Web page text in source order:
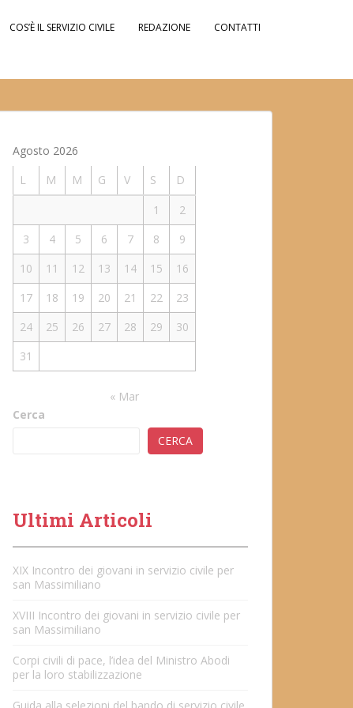
COS’È IL SERVIZIO CIVILE REDAZIONE CONTATTI
Agosto 2026
L
M M G V S
D
1
2
3
4 5 6 7 8
9
10
11 12 13 14 15
16
17
18 19 20 21 22
23
24
25 26 27 28 29
30
31
« Mar
Cerca
CERCA
Ultimi Articoli
XIX Incontro dei giovani in servizio civile per
san Massimiliano
XVIII Incontro dei giovani in servizio civile per
san Massimiliano
Corpi civili di pace, l’idea del Ministro Abodi
per la loro stabilizzazione